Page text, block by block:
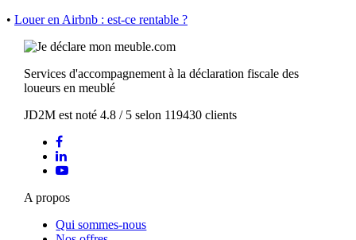
• Louer en Airbnb : est-ce rentable ?
Services d'accompagnement à la déclaration fiscale des
loueurs en meublé
JD2M est noté4.8 / 5 selon 119430 clients
A propos
Qui sommes-nous